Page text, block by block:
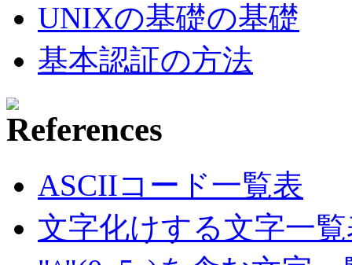
UNIXの基礎の基礎
基本認証の方法
ASCIIコード一覧表
文字化けする文字一